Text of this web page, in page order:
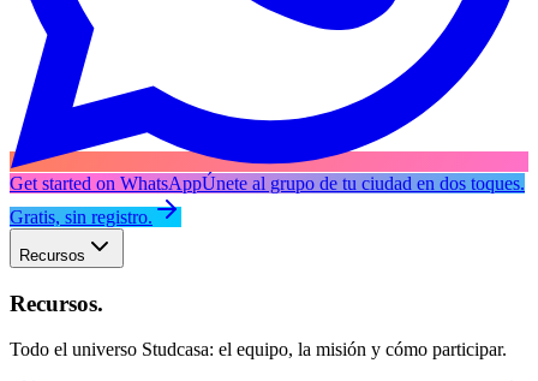
Get started on WhatsAppÚnete al grupo de tu ciudad en dos toques.
Gratis, sin registro.
Recursos
Recursos.
Todo el universo Studcasa: el equipo, la misión y cómo participar.